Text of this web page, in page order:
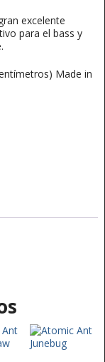
excelente
para el bass y
Made in